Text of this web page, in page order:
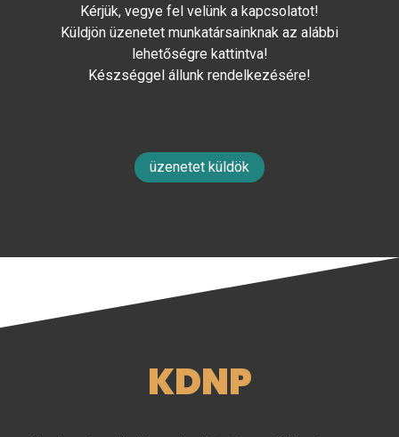
Kérjük, vegye fel velünk a kapcsolatot!
Küldjön üzenetet munkatársainknak az alábbi
lehetőségre kattintva!
Készséggel állunk rendelkezésére!
üzenetet küldök
KDNP